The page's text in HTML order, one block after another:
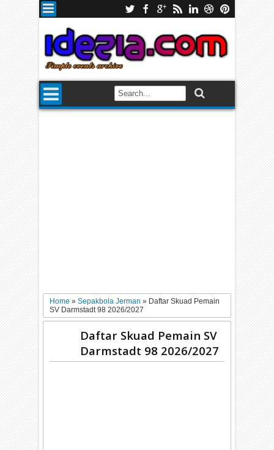
Home»Sepakbola Jerman» Daftar Skuad Pemain
SV Darmstadt 98 2026/2027
Daftar Skuad Pemain SV
Darmstadt 98 2026/2027